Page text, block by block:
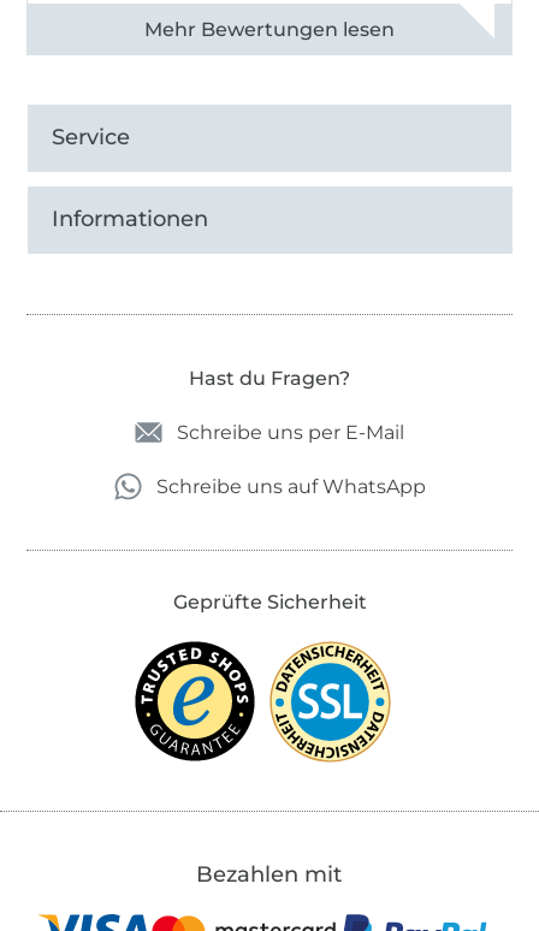
Alle 82968 Bewertungen ansehen
Service
Informationen
Hast du Fragen?
Schreibe uns per E-Mail
Schreibe uns auf WhatsApp
Geprüfte Sicherheit
Bezahlen mit